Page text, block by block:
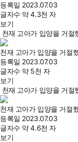
등록일 2023.07.03
글자수 약 4.3천 자
보기
천재 고아가 입양을 거절
천재 고아가 입양을 거절
등록일 2023.07.03
글자수 약 5천 자
보기
천재 고아가 입양을 거절
천재 고아가 입양을 거절
등록일 2023.07.03
글자수 약 4.6천 자
보기